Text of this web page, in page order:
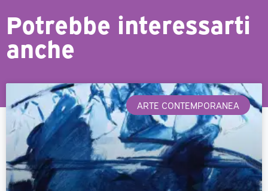
Potrebbe interessarti
anche
ARTE CONTEMPORANEA